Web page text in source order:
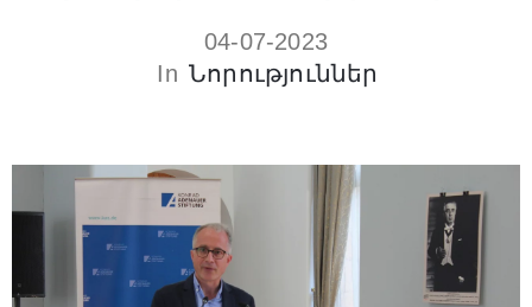
04-07-2023
In Նորություններ